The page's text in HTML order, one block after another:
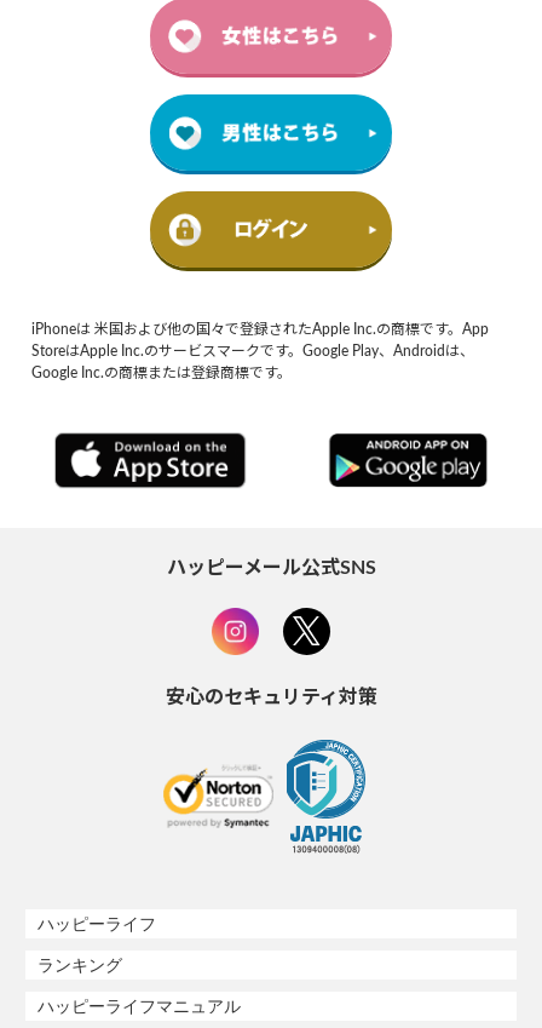
iPhoneは 米国および他の国々で登録されたApple Inc.の商標です。App
StoreはApple Inc.のサービスマークです。Google Play、Androidは、
Google Inc.の商標または登録商標です。
ハッピーメール公式SNS
安心のセキュリティ対策
ハッピーライフ
ランキング
ハッピーライフマニュアル